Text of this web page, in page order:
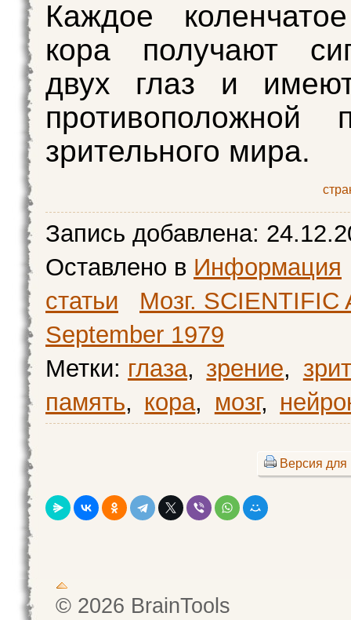
Каждое
кора получают
двух глаз и
противоположной
зрительного мира.
Запись добавлена:
Оставлено в Информация
статьи
Мозг. SCIENTIFIC
September 1979
Метки: глаза, зрение,
память, кора, мозг,
Версия для
© 2026 BrainTools